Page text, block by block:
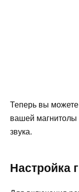
Теперь вы
вашей магнитолы
звука.
Настройка